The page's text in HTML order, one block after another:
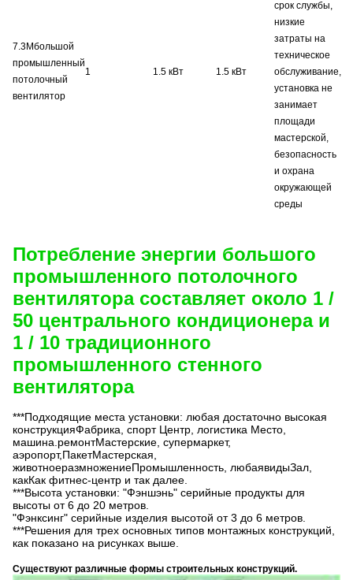
7.3Mбольшой
промышленный
потолочный
вентилятор
1 1.5 кВт 1.5 кВт
срок службы,
низкие
затраты на
техническое
обслуживание,
установка не
занимает
площади
мастерской,
безопасность
и охрана
окружающей
среды
Потребление энергии большого
промышленного потолочного
вентилятора составляет около 1 /
50 центрального кондиционера и
1 / 10 традиционного
промышленного стенного
вентилятора
***Подходящие места установки: любая достаточно высокая
конструкцияФабрика, спорт Центр, логистика Место,
машина. ремонтМастерские, супермаркет,
аэропорт,ПакетМастерская,
животноеразмножениеПромышленность, любаявидыЗал,
какКак фитнес-центр и так далее.
***Высота установки: "Фэншэнь" серийные продукты для
высоты от 6 до 20 метров.
"Фэнксинг" серийные изделия высотой от 3 до 6 метров.
***Решения для трех основных типов монтажных конструкций,
как показано на рисунках выше.
Существуют различные формы строительных конструкций.